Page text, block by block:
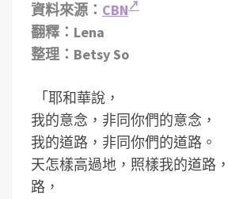
資料來源： CBN
翻釋：Lena
整理：Betsy So
「耶和華說，
我的意念，非同你們的意念，
我的道路，非同你們的道路。
天怎樣高過地，照樣我的道路
路，